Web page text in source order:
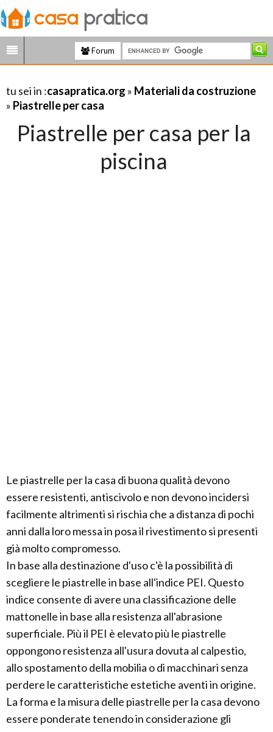
Forum
tu sei in :casapratica.org » Materiali da costruzione
» Piastrelle per casa
Piastrelle per casa per la
piscina
Le piastrelle per la casa di buona qualità devono
essere resistenti, antiscivolo e non devono incidersi
facilmente altrimenti si rischia che a distanza di pochi
anni dalla loro messa in posa il rivestimento si presenti
già molto compromesso.
In base alla destinazione d'uso c'è la possibilità di
scegliere le piastrelle in base all'indice PEI. Questo
indice consente di avere una classificazione delle
mattonelle in base alla resistenza all'abrasione
superficiale. Più il PEI è elevato più le piastrelle
oppongono resistenza all'usura dovuta al calpestio,
allo spostamento della mobilia o di macchinari senza
perdere le caratteristiche estetiche aventi in origine.
La forma e la misura delle piastrelle per la casa devono
essere ponderate tenendo in considerazione gli